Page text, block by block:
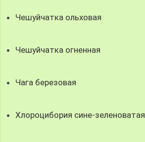
Чешуйчатка ольховая
Чешуйчатка огненная
Чага березовая
Хлороцибория сине-зеленоватая